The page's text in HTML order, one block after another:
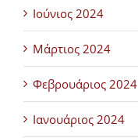
Ιούνιος 2024
Μάρτιος 2024
Φεβρουάριος 2024
Ιανουάριος 2024